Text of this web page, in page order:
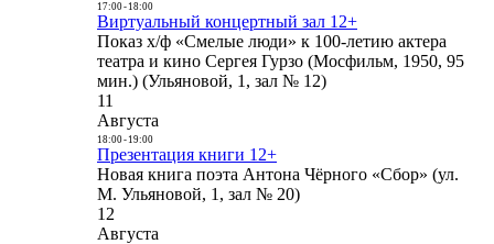
17:00- 18:00
Виртуальный концертный зал 12+
Показ х/ф «Смелые люди» к 100-летию актера
театра и кино Сергея Гурзо (Мосфильм, 1950, 95
мин.) (Ульяновой, 1, зал № 12)
11
Августа
18:00- 19:00
Презентация книги 12+
Новая книга поэта Антона Чёрного «Сбор» (ул.
М. Ульяновой, 1, зал № 20)
12
Августа